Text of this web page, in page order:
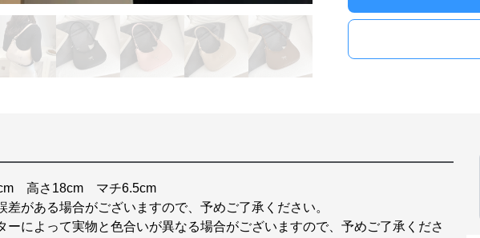
高さ18cm マチ6.5cm
差がある場合がございますので、予めご了承ください。
ーによって実物と色合いが異なる場合がございますので、予めご了承くださ